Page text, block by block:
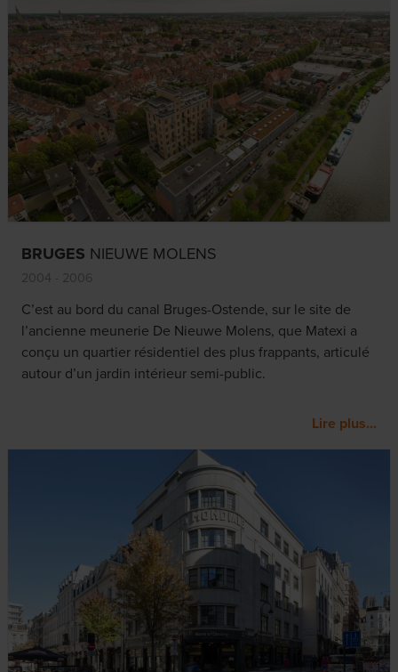
BRUGES NIEUWE MOLENS
2004 - 2006
C’est au bord du canal Bruges-Ostende, sur le site de
l’ancienne meunerie De Nieuwe Molens, que Matexi a
conçu un quartier résidentiel des plus frappants, articulé
autour d’un jardin intérieur semi-public.
Lire plus...